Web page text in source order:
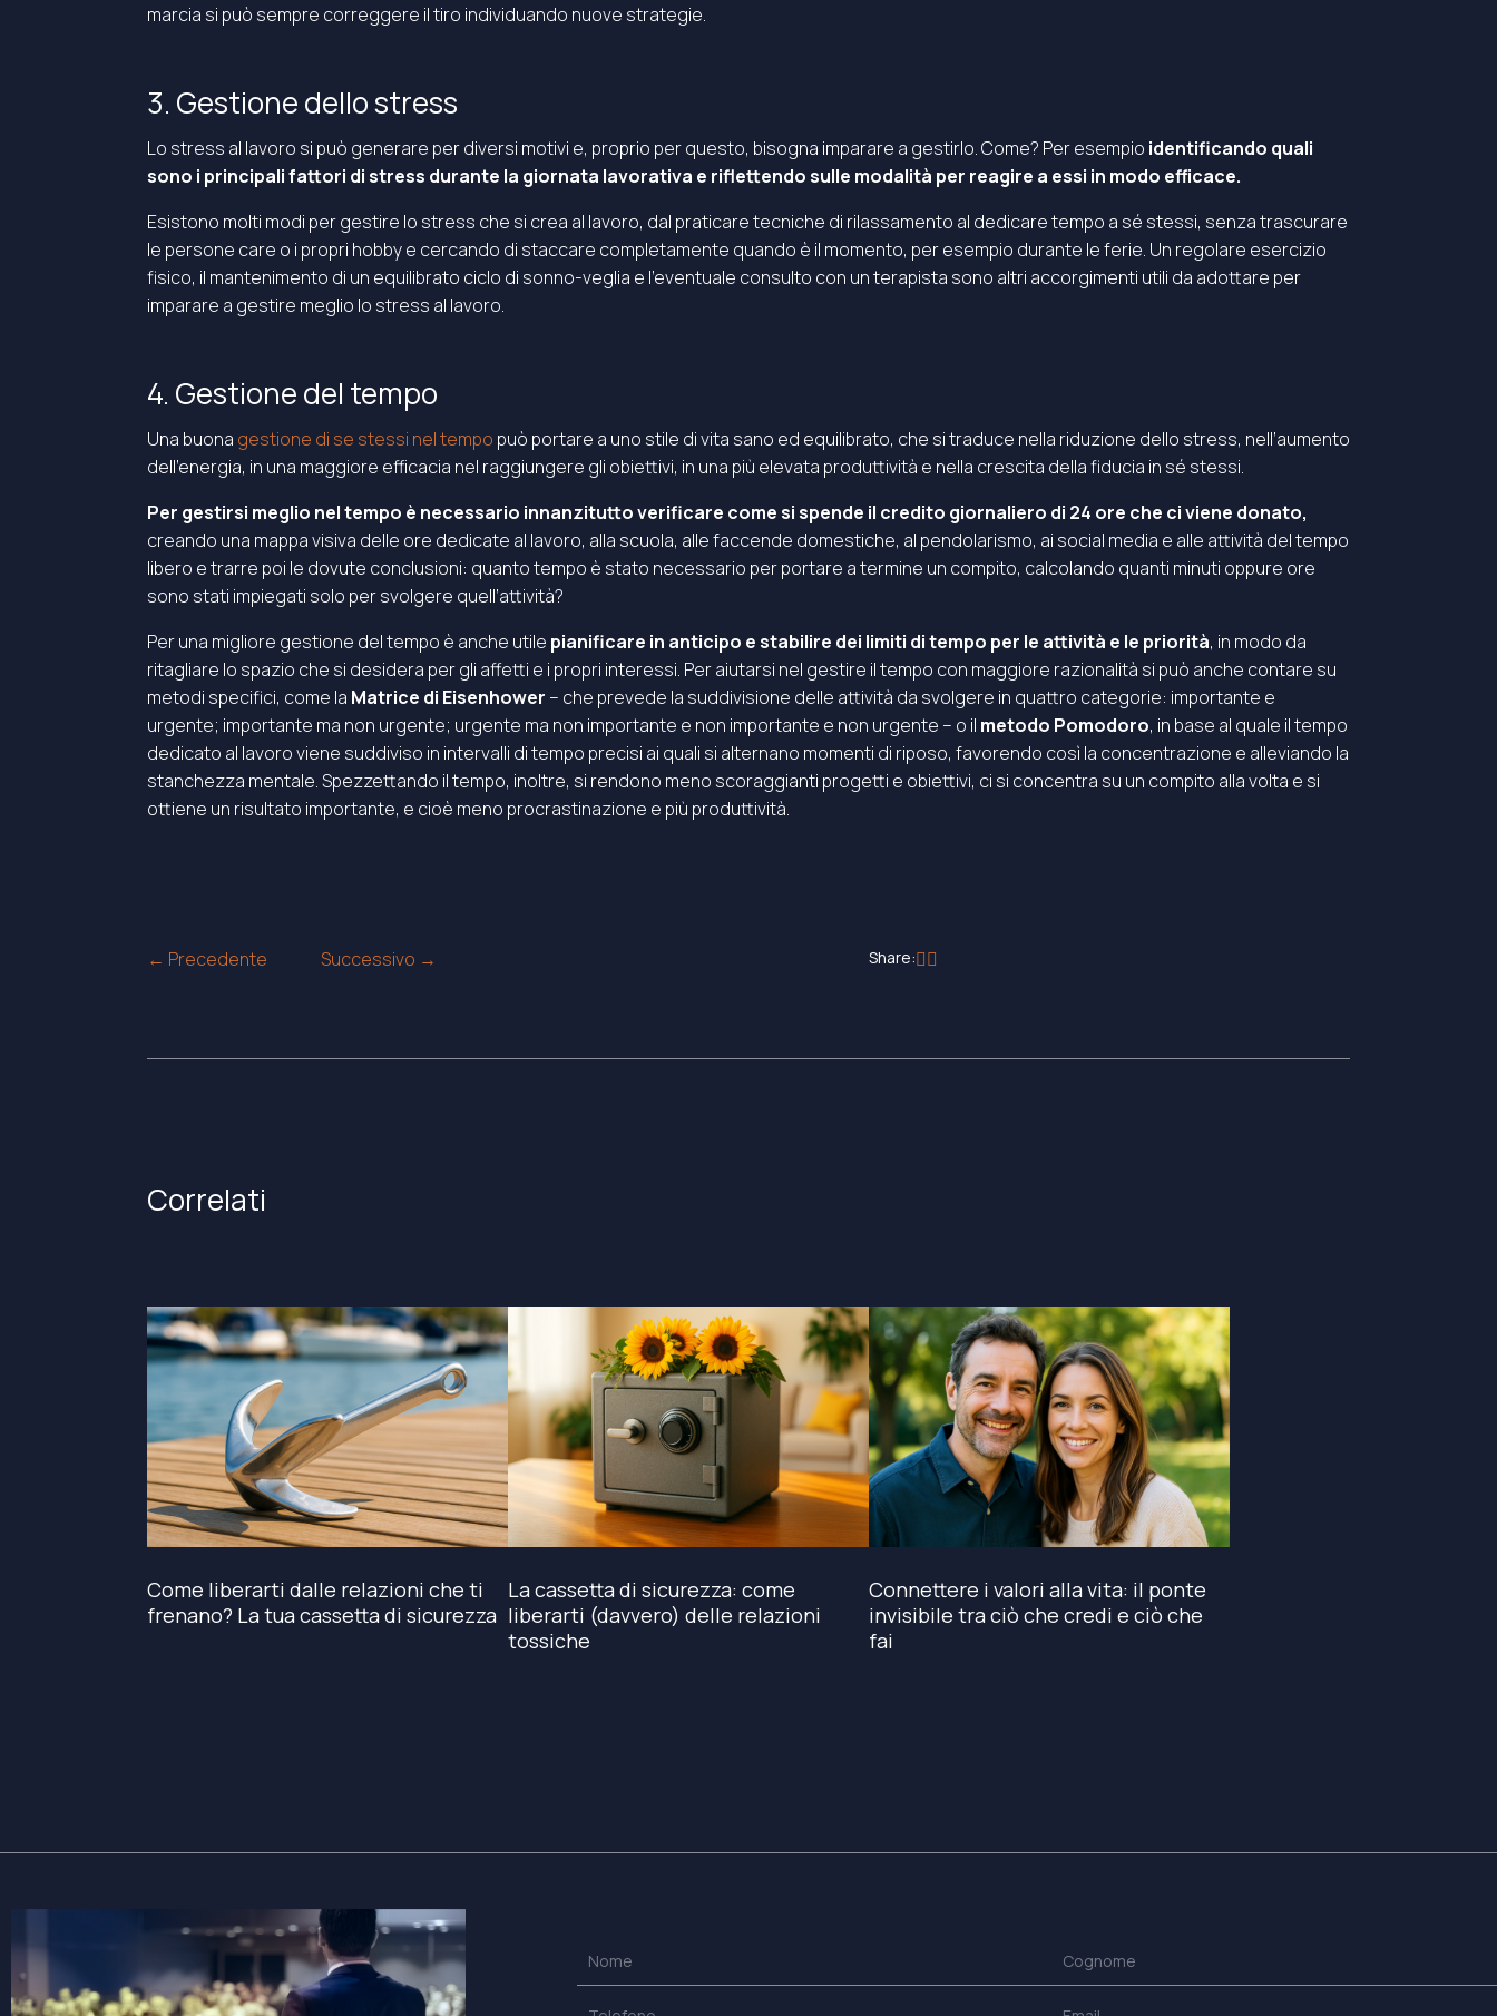
marcia si può sempre correggere il tiro individuando nuove strategie.
3. Gestione dello stress
Lo stress al lavoro si può generare per diversi motivi e, proprio per questo, bisogna imparare a gestirlo. Come? Per esempio identificando quali
sono i principali fattori di stress durante la giornata lavorativa e riflettendo sulle modalità per reagire a essi in modo efficace.
Esistono molti modi per gestire lo stress che si crea al lavoro, dal praticare tecniche di rilassamento al dedicare tempo a sé stessi, senza trascurare
le persone care o i propri hobby e cercando di staccare completamente quando è il momento, per esempio durante le ferie. Un regolare esercizio
fisico, il mantenimento di un equilibrato ciclo di sonno-veglia e l’eventuale consulto con un terapista sono altri accorgimenti utili da adottare per
imparare a gestire meglio lo stress al lavoro.
4. Gestione del tempo
Una buona gestione di se stessi nel tempo può portare a uno stile di vita sano ed equilibrato, che si traduce nella riduzione dello stress, nell’aumento
dell’energia, in una maggiore efficacia nel raggiungere gli obiettivi, in una più elevata produttività e nella crescita della fiducia in sé stessi.
Per gestirsi meglio nel tempo è necessario innanzitutto verificare come si spende il credito giornaliero di 24 ore che ci viene donato,
creando una mappa visiva delle ore dedicate al lavoro, alla scuola, alle faccende domestiche, al pendolarismo, ai social media e alle attività del tempo
libero e trarre poi le dovute conclusioni: quanto tempo è stato necessario per portare a termine un compito, calcolando quanti minuti oppure ore
sono stati impiegati solo per svolgere quell’attività?
Per una migliore gestione del tempo è anche utile pianificare in anticipo e stabilire dei limiti di tempo per le attività e le priorità, in modo da
ritagliare lo spazio che si desidera per gli affetti e i propri interessi. Per aiutarsi nel gestire il tempo con maggiore razionalità si può anche contare su
metodi specifici, come la Matrice di Eisenhower – che prevede la suddivisione delle attività da svolgere in quattro categorie: importante e
urgente; importante ma non urgente; urgente ma non importante e non importante e non urgente – o il metodo Pomodoro, in base al quale il tempo
dedicato al lavoro viene suddiviso in intervalli di tempo precisi ai quali si alternano momenti di riposo, favorendo così la concentrazione e alleviando la
stanchezza mentale. Spezzettando il tempo, inoltre, si rendono meno scoraggianti progetti e obiettivi, ci si concentra su un compito alla volta e si
ottiene un risultato importante, e cioè meno procrastinazione e più produttività.
Navigazione
← Precedente Successivo → Share:
Correlati
Come liberarti dalle relazioni che ti
frenano? La tua cassetta di sicurezza
La cassetta di sicurezza: come
liberarti (davvero) delle relazioni
tossiche
Connettere i valori alla vita: il ponte
invisibile tra ciò che credi e ciò che
fai